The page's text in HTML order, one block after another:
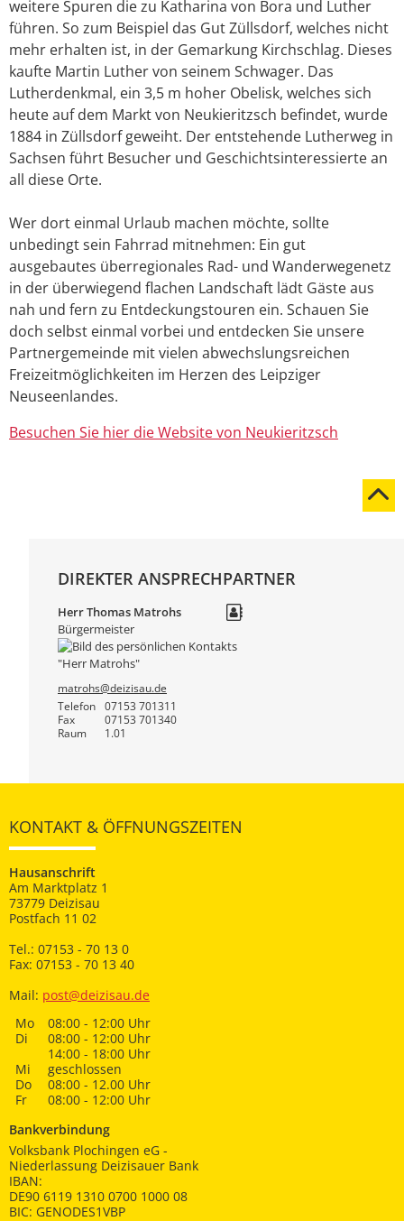
weitere Spuren die zu Katharina von Bora und Luther
führen. So zum Beispiel das Gut Züllsdorf, welches nicht
mehr erhalten ist, in der Gemarkung Kirchschlag. Dieses
kaufte Martin Luther von seinem Schwager. Das
Lutherdenkmal, ein 3,5 m hoher Obelisk, welches sich
heute auf dem Markt von Neukieritzsch befindet, wurde
1884 in Züllsdorf geweiht. Der entstehende Lutherweg in
Sachsen führt Besucher und Geschichtsinteressierte an
all diese Orte.
Wer dort einmal Urlaub machen möchte, sollte
unbedingt sein Fahrrad mitnehmen: Ein gut
ausgebautes überregionales Rad- und Wanderwegenetz
in der überwiegend flachen Landschaft lädt Gäste aus
nah und fern zu Entdeckungstouren ein. Schauen Sie
doch selbst einmal vorbei und entdecken Sie unsere
Partnergemeinde mit vielen abwechslungsreichen
Freizeitmöglichkeiten im Herzen des Leipziger
Neuseenlandes.
Besuchen Sie hier die Website von Neukieritzsch
DIREKTER ANSPRECHPARTNER
HerrThomas Matrohs
Bürgermeister
matrohs@deizisau.de
Telefon
07153 701311
Fax 07153 701340
Raum 1.01
KONTAKT & ÖFFNUNGSZEITEN
Hausanschrift
Am Marktplatz 1
73779 Deizisau
Postfach 11 02
Tel.: 07153 - 70 13 0
Fax: 07153 - 70 13 40
Mail: post@deizisau.de
Mo
08:00 - 12:00 Uhr
Di
08:00 - 12:00 Uhr
14:00 - 18:00 Uhr
Mi
geschlossen
Do
08:00 - 12.00 Uhr
Fr
08:00 - 12:00 Uhr
Bankverbindung
Volksbank Plochingen eG -
Niederlassung Deizisauer Bank
IBAN:
DE90 6119 1310 0700 1000 08
BIC: GENODES1VBP